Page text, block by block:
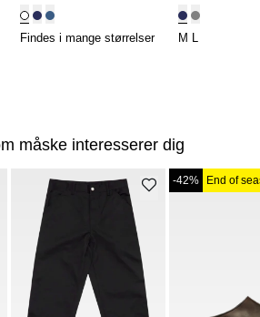
Findes i mange størrelser M L
måske interesserer dig
-42% End of